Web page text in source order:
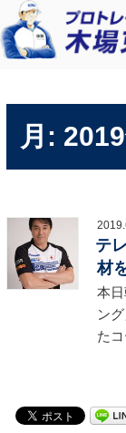
月:
テ
材
本
ン
た